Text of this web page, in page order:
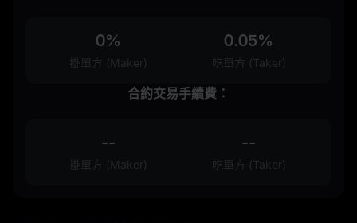
0%
掛單方 (Maker)
0.05%
吃單方 (Taker)
合約交易手續費：
--
掛單方 (Maker)
--
吃單方 (Taker)